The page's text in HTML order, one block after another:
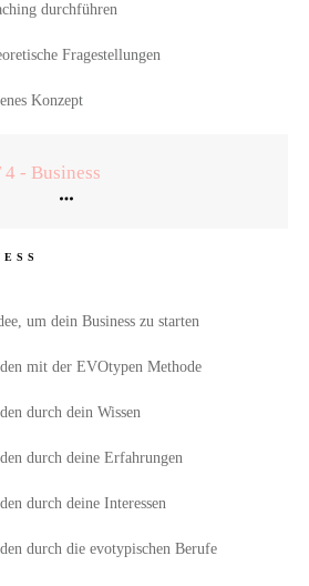
durchführen
Fragestellungen
Konzept
- Business
um dein Business zu starten
mit der EVOtypen Methode
durch dein Wissen
durch deine Erfahrungen
durch deine Interessen
durch die evotypischen Berufe